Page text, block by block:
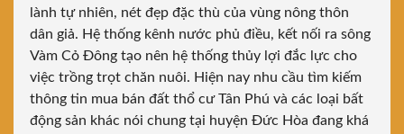
lành tự nhiên, nét đẹp đặc thù của vùng nông thôn
dân giả. Hệ thống kênh nước phủ điều, kết nối ra sông
Vàm Cỏ Đông tạo nên hệ thống thủy lợi đắc lực cho
việc trồng trọt chăn nuôi. Hiện nay nhu cầu tìm kiếm
thông tin mua bán đất thổ cư Tân Phú và các loại bất
động sản khác nói chung tại huyện Đức Hòa đang khá